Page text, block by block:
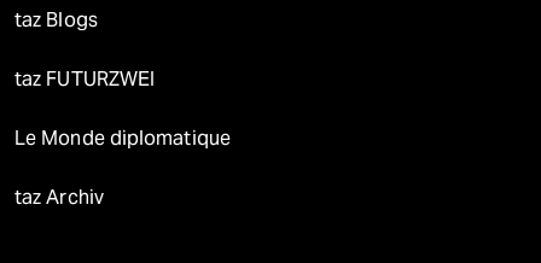
taz Blogs
taz FUTURZWEI
Le Monde diplomatique
taz Archiv